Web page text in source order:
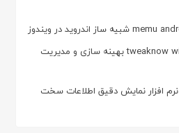
دانلود tweaknow winsecret plus 8.0.2 بهینه سازی و مدیریت
دانلود hwinfo 8.42.5930 نرم افزار نمایش دقیق اطلاعات سخت